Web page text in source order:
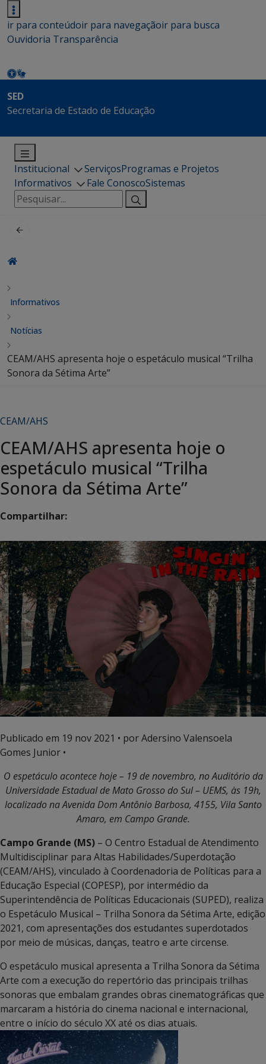
ir para conteúdoir para navegaçãoir para busca
Ouvidoria Transparência
SED
Secretaria de Estado de Educação
Institucional ServiçosProgramas e Projetos
Informativos
Fale ConoscoSistemas
Pesquisar
por:
Informativos
Notícias
CEAM/AHS apresenta hoje o espetáculo musical “Trilha
Sonora da Sétima Arte”
CEAM/AHS
CEAM/AHS apresenta hoje o
espetáculo musical “Trilha
Sonora da Sétima Arte”
Compartilhar:
Publicado em 19 nov 2021 • por Adersino Valensoela
Gomes Junior •
O espetáculo acontece hoje – 19 de novembro, no Auditório da
Universidade Estadual de Mato Grosso do Sul – UEMS, às 19h,
localizado na Avenida Dom Antônio Barbosa, 4155, Vila Santo
Amaro, em Campo Grande.
Campo Grande (MS) – O Centro Estadual de Atendimento
Multidisciplinar para Altas Habilidades/Superdotação
(CEAM/AHS), vinculado à Coordenadoria de Políticas para a
Educação Especial (COPESP), por intermédio da
Superintendência de Políticas Educacionais (SUPED), realiza
o Espetáculo Musical – Trilha Sonora da Sétima Arte, edição
2021, com apresentações dos estudantes superdotados
por meio de músicas, danças, teatro e arte circense.
O espetáculo musical apresenta a Trilha Sonora da Sétima
Arte com a execução do repertório das principais trilhas
sonoras que embalam grandes obras cinematográficas que
marcaram a história do cinema nacional e internacional,
entre o início do século XX até os dias atuais.